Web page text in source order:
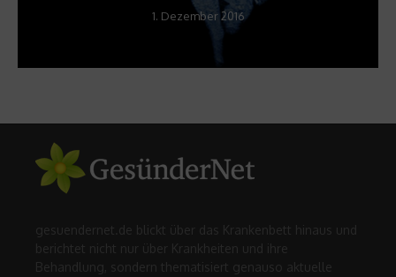
1. Dezember 2016
gesuendernet.de blickt über das Krankenbett hinaus und
berichtet nicht nur über Krankheiten und ihre
Behandlung, sondern thematisiert genauso aktuelle